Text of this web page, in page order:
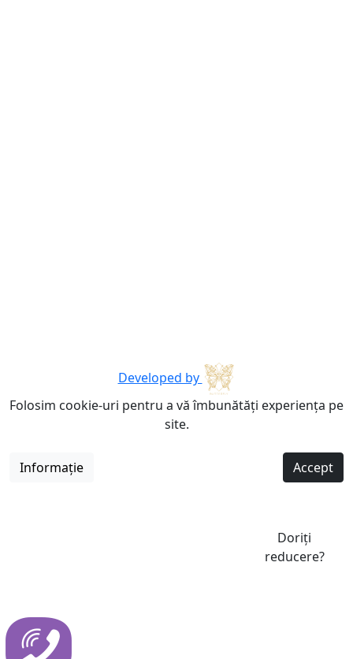
Developed by
Folosim cookie-uri pentru a vă îmbunătăți experiența pe
site.
Informație Accept
Doriți
reducere?